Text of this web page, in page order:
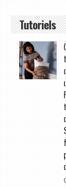
Tutoriels